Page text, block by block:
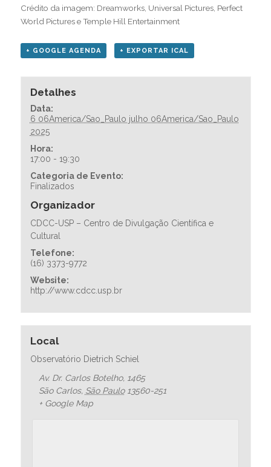
Crédito da imagem: Dreamworks, Universal Pictures, Perfect
World Pictures e Temple Hill Entertainment
+ GOOGLE AGENDA + EXPORTAR ICAL
Detalhes
Data:
6 06America/Sao_Paulo julho 06America/Sao_Paulo
2025
Hora:
17:00 - 19:30
Categoria de Evento:
Finalizados
Organizador
CDCC-USP – Centro de Divulgação Científica e
Cultural
Telefone:
(16) 3373-9772
Website:
http://www.cdcc.usp.br
Local
Observatório Dietrich Schiel
Av. Dr. Carlos Botelho, 1465
São Carlos, São Paulo 13560-251
+ Google Map